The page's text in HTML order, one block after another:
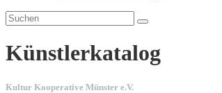
Künstlerkatalog
Kultur Kooperative Münster e.V.